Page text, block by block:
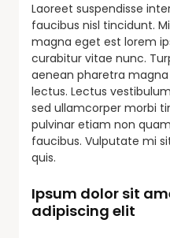
Laoreet suspendisse
faucibus nisl tincidunt.
magna eget est lorem
curabitur vitae nunc.
aenean pharetra
lectus. Lectus
sed ullamcorper morbi
pulvinar etiam non
faucibus. Vulputate mi
quis.
Ipsum dolor sit
adipiscing elit